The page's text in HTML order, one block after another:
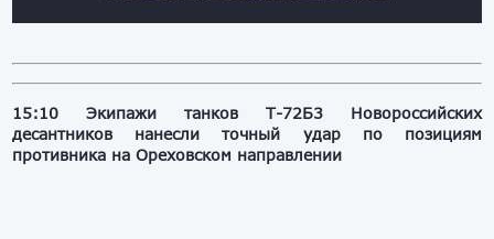
15:10 Экипажи танков Т-72Б3 Новороссийских
десантников нанесли точный удар по позициям
противника на Ореховском направлении